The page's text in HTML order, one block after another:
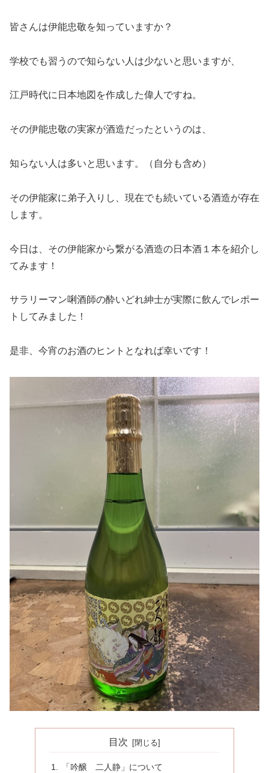
皆さんは伊能忠敬を知っていますか？
学校でも習うので知らない人は少ないと思いますが、
江戸時代に日本地図を作成した偉人ですね。
その伊能忠敬の実家が酒造だったというのは、
知らない人は多いと思います。（自分も含め）
その伊能家に弟子入りし、現在でも続いている酒造が存在
します。
今日は、 その伊能家から繋がる酒造の日本酒１本を紹介し
てみます！
サラリーマン唎酒師の酔いどれ紳士が実際に飲んでレポー
トしてみました！
是非、今宵のお酒のヒントとなれば幸いです！
目次
「吟醸 二人静」について